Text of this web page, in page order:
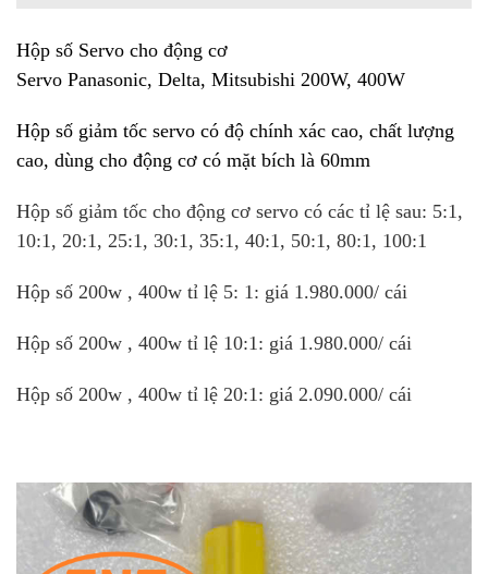
Hộp số Servo cho động cơ
Servo Panasonic, Delta, Mitsubishi 200W, 400W
Hộp số giảm tốc servo có độ chính xác cao, chất lượng
cao, dùng cho động cơ có mặt bích là 60mm
Hộp số giảm tốc cho động cơ servo có các tỉ lệ sau: 5:1,
10:1, 20:1, 25:1, 30:1, 35:1, 40:1, 50:1, 80:1, 100:1
Hộp số 200w , 400w tỉ lệ 5: 1: giá 1.980.000/ cái
Hộp số 200w , 400w tỉ lệ 10:1: giá 1.980.000/ cái
Hộp số 200w , 400w tỉ lệ 20:1: giá 2.090.000/ cái